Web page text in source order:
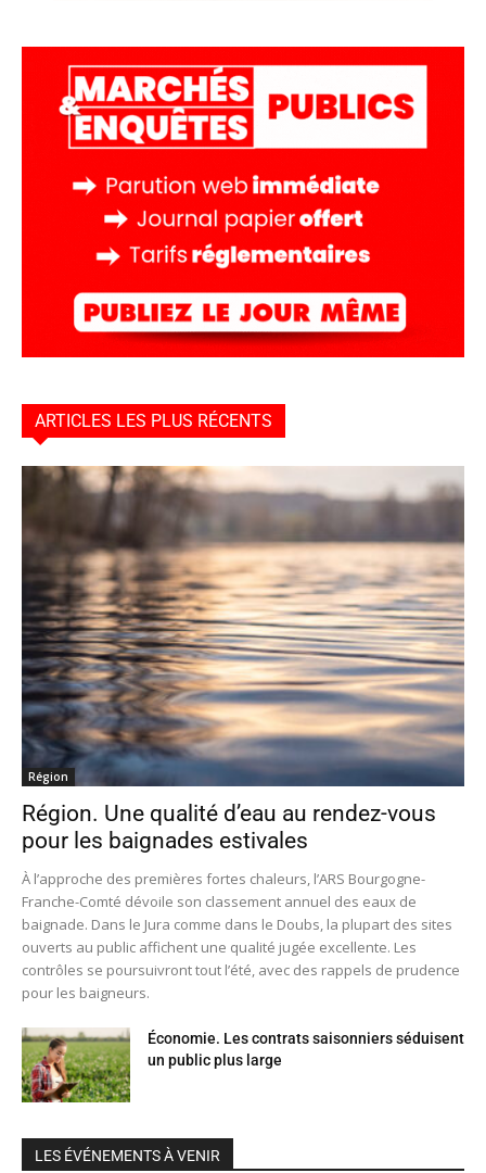
ARTICLES LES PLUS RÉCENTS
Région
Région. Une qualité d’eau au rendez-vous
pour les baignades estivales
À l’approche des premières fortes chaleurs, l’ARS Bourgogne-
Franche-Comté dévoile son classement annuel des eaux de
baignade. Dans le Jura comme dans le Doubs, la plupart des sites
ouverts au public affichent une qualité jugée excellente. Les
contrôles se poursuivront tout l’été, avec des rappels de prudence
pour les baigneurs.
Économie. Les contrats saisonniers séduisent
un public plus large
LES ÉVÉNEMENTS À VENIR